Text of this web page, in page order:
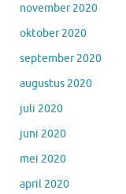
november 2020
oktober 2020
september 2020
augustus 2020
juli 2020
juni 2020
mei 2020
april 2020